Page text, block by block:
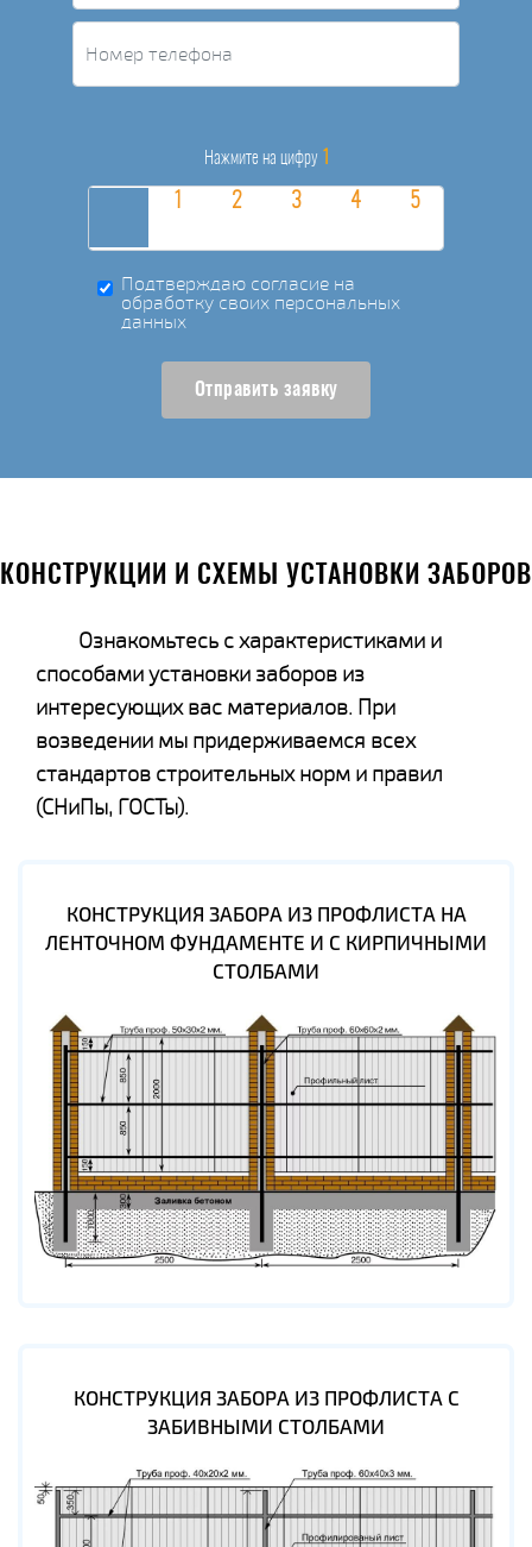
Нажмите на цифру 1
Подтверждаю согласие на
обработку своих персональных
данных
Отправить заявку
КОНСТРУКЦИИ И СХЕМЫ УСТАНОВКИ ЗАБОРОВ
Ознакомьтесь с характеристиками и
способами установки заборов из
интересующих вас материалов. При
возведении мы придерживаемся всех
стандартов строительных норм и правил
(СНиПы, ГОСТы).
КОНСТРУКЦИЯ ЗАБОРА ИЗ ПРОФЛИСТА НА
ЛЕНТОЧНОМ ФУНДАМЕНТЕ И С КИРПИЧНЫМИ
СТОЛБАМИ
КОНСТРУКЦИЯ ЗАБОРА ИЗ ПРОФЛИСТА С
ЗАБИВНЫМИ СТОЛБАМИ